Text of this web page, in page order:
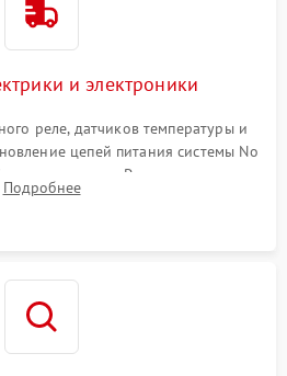
и электроники
реле, датчиков температуры и
цепей питания системы No
и вентилятор. Ремонт или замена
при сбоях алгоритмов.
Подробнее